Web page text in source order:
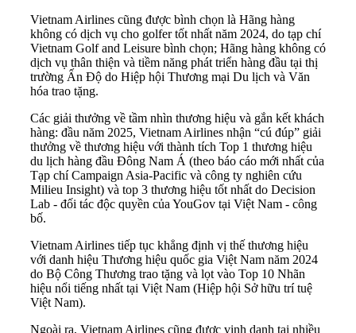
Vietnam Airlines cũng được bình chọn là Hãng hàng
không có dịch vụ cho golfer tốt nhất năm 2024, do tạp chí
Vietnam Golf and Leisure bình chọn; Hãng hàng không có
dịch vụ thân thiện và tiềm năng phát triển hàng đầu tại thị
trường Ấn Độ do Hiệp hội Thương mại Du lịch và Văn
hóa trao tặng.
Các giải thưởng về tầm nhìn thương hiệu và gắn kết khách
hàng: đầu năm 2025, Vietnam Airlines nhận “cú đúp” giải
thưởng về thương hiệu với thành tích Top 1 thương hiệu
du lịch hàng đầu Đông Nam Á (theo báo cáo mới nhất của
Tạp chí Campaign Asia-Pacific và công ty nghiên cứu
Milieu Insight) và top 3 thương hiệu tốt nhất do Decision
Lab - đối tác độc quyền của YouGov tại Việt Nam - công
bố.
Vietnam Airlines tiếp tục khẳng định vị thế thương hiệu
với danh hiệu Thương hiệu quốc gia Việt Nam năm 2024
do Bộ Công Thương trao tặng và lọt vào Top 10 Nhãn
hiệu nổi tiếng nhất tại Việt Nam (Hiệp hội Sở hữu trí tuệ
Việt Nam).
Ngoài ra, Vietnam Airlines cũng được vinh danh tại nhiều